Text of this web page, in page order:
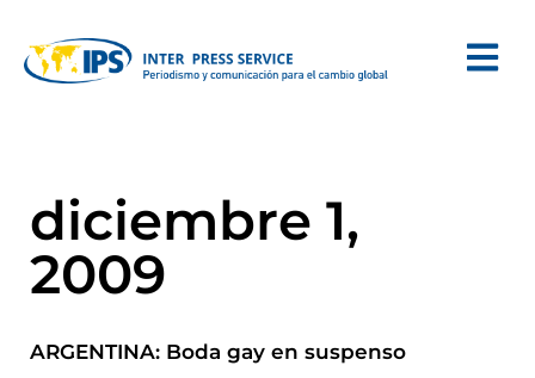
diciembre 1,
2009
ARGENTINA: Boda gay en suspenso